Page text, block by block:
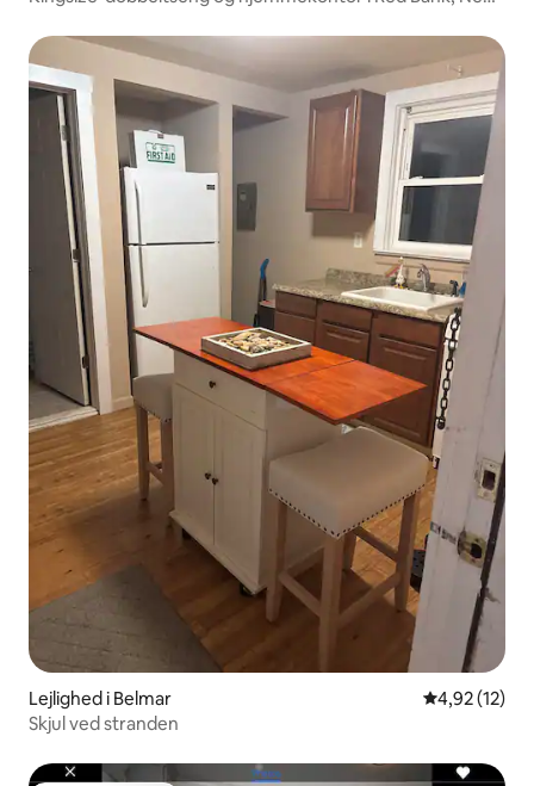
Lejlighed i Belmar 4,92 ud af 5
4,92 (12)
Skjul ved stranden